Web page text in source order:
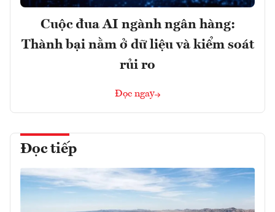
Cuộc đua AI ngành ngân hàng:
Thành bại nằm ở dữ liệu và kiểm soát
rủi ro
Đọc ngay
Đọc tiếp